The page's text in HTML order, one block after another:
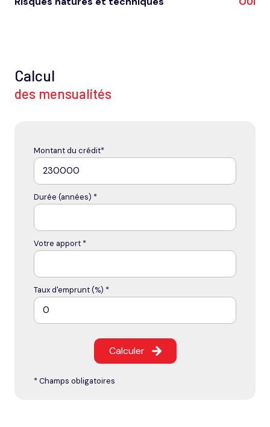
Calcul
des mensualités
Montant du crédit*
Durée (années) *
Votre apport *
Taux d'emprunt (%) *
Calculer
* Champs obligatoires